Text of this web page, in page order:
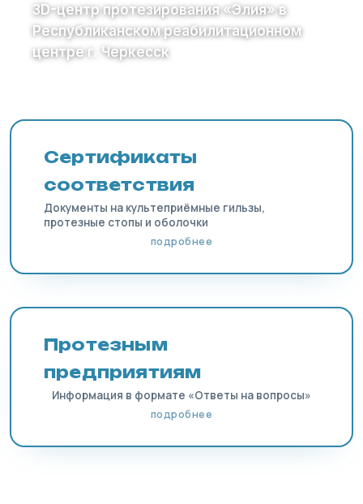
3D-центр протезирования «Элия» в
Республиканском реабилитационном
центре г. Черкесск
Сертификаты
соответствия
Документы на культеприёмные гильзы,
протезные стопы и оболочки
подробнее
Протезным
предприятиям
Информация в формате «Ответы на вопросы»
подробнее